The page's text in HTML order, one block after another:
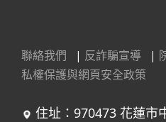
聯絡我們 | 反詐騙宣導 |
私權保護與網頁安全政策
住址：970473 花蓮市